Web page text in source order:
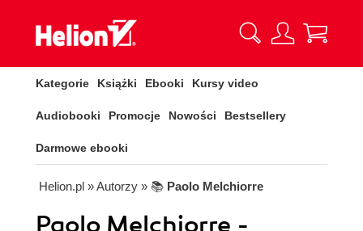
Kategorie Książki Ebooki Kursy video
Audiobooki Promocje Nowości Bestsellery
Darmowe ebooki
Helion.pl » Autorzy » 📚 Paolo Melchiorre
Paolo Melchiorre -